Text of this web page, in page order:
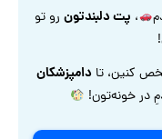
، پت دلبندتونرو تو
کنین، تا دامپزشکان
در خونه‌تون!